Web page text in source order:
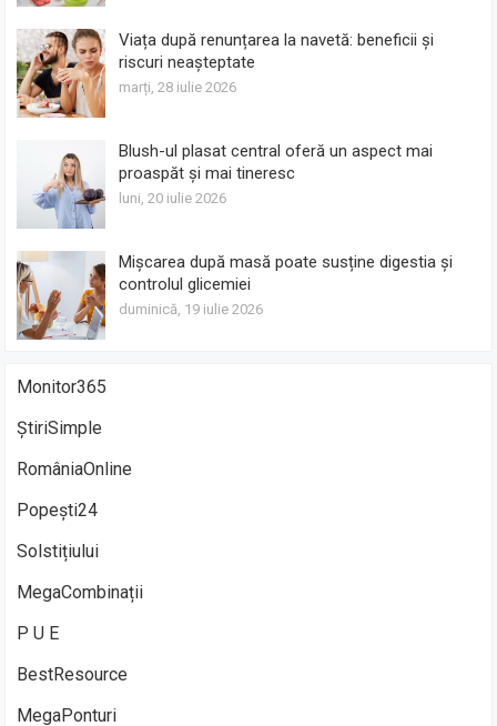
Viața după renunțarea la navetă: beneficii și
riscuri neașteptate
marți, 28 iulie 2026
Blush-ul plasat central oferă un aspect mai
proaspăt și mai tineresc
luni, 20 iulie 2026
Mișcarea după masă poate susține digestia și
controlul glicemiei
duminică, 19 iulie 2026
Monitor365
ȘtiriSimple
RomâniaOnline
Popești24
Solstițiului
MegaCombinații
P U E
BestResource
MegaPonturi